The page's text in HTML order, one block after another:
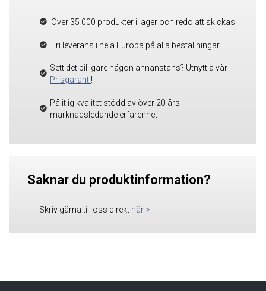
Över 35 000 produkter i lager och redo att skickas
Fri leverans i hela Europa på alla beställningar
Sett det billigare någon annanstans? Utnyttja vår
Prisgaranti!
Pålitlig kvalitet stödd av över 20 års
marknadsledande erfarenhet
Saknar du produktinformation?
Skriv gärna till oss direkt här >